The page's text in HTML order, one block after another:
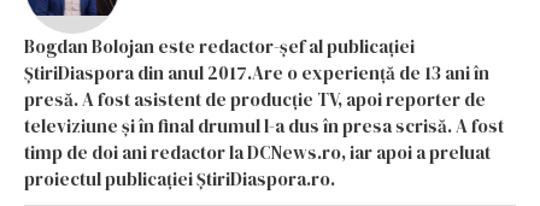
Bogdan Bolojan este redactor-șef al publicației
ȘtiriDiaspora din anul 2017.Are o experiență de 13 ani în
presă. A fost asistent de producție TV, apoi reporter de
televiziune și în final drumul l-a dus în presa scrisă. A fost
timp de doi ani redactor la DCNews.ro, iar apoi a preluat
proiectul publicației ȘtiriDiaspora.ro.